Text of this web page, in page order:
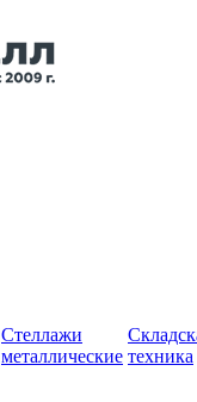
Стеллажи
металлические техника